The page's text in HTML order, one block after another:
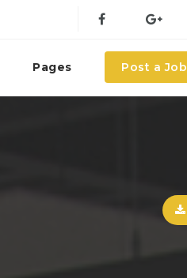
Pages Post a Job